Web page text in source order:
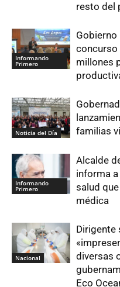
resto del
Informando
Primero
Gobierno
concurso
millones
Noticia del Día
familias
Informando
Primero
Alcalde
informa
salud
médica
Nacional
Dirigente
diversas
Eco